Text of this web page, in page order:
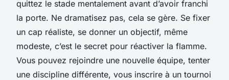
quittez le stade mentalement avant d’avoir franchi
la porte. Ne dramatisez pas, cela se gère. Se fixer
un cap réaliste, se donner un objectif, même
modeste, c’est le secret pour réactiver la flamme.
Vous pouvez rejoindre une nouvelle équipe, tenter
une discipline différente, vous inscrire à un tournoi